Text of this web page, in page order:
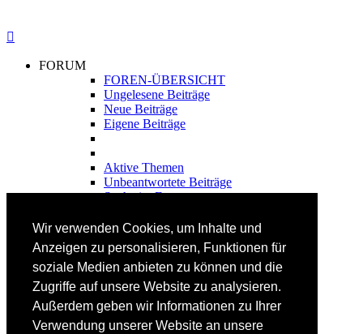
Wir verwenden Cookies, um Inhalte und
Anzeigen zu personalisieren, Funktionen für
soziale Medien anbieten zu können und die
Zugriffe auf unsere Website zu analysieren.
Außerdem geben wir Informationen zu Ihrer
Verwendung unserer Website an unsere
FORUM
FOREN-ÜBERSICHT
Ungelesene Beiträge
Neue Beiträge
Eigene Beiträge
Aktive Themen
Unbeantwortete Beiträge
Suche im Forum
FAHRTECHNIK
Fortgeschrittene
Lehrplan
Videoanalyse
SKI